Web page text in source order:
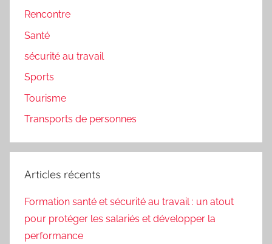
Rencontre
Santé
sécurité au travail
Sports
Tourisme
Transports de personnes
Articles récents
Formation santé et sécurité au travail : un atout
pour protéger les salariés et développer la
performance